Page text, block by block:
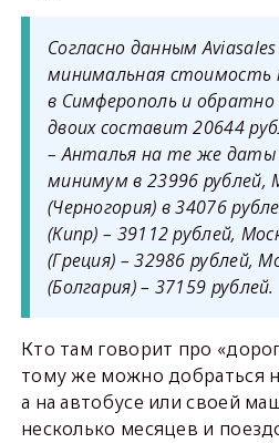
Согласно данным
минимальная стоимость
в Симферополь и
двоих составит 20644
– Анталья на те же даты
минимум в 23996 рублей,
(Черногория) в 34076
(Кипр) – 39112 рублей,
(Греция) – 32986 рублей,
(Болгария) – 37159 рублей.
Кто там говорит про
тому же можно добраться
а на автобусе или своей
несколько месяцев и